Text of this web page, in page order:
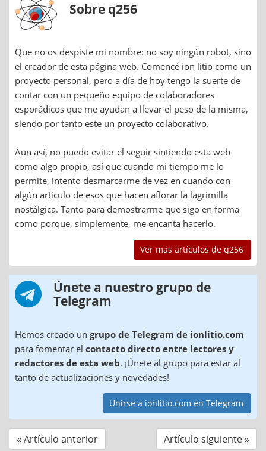
Sobre q256
Que no os despiste mi nombre: no soy ningún robot, sino
el creador de esta página web. Comencé ion litio como un
proyecto personal, pero a día de hoy tengo la suerte de
contar con un pequeño equipo de colaboradores
esporádicos que me ayudan a llevar el peso de la misma,
siendo por tanto este un proyecto colaborativo.
Aun así, no puedo evitar el seguir sintiendo esta web
como algo propio, así que cuando mi tiempo me lo
permite, intento desmarcarme de vez en cuando con
algún artículo de esos que hacen aflorar la lagrimilla
nostálgica. Tanto para demostrarme que sigo en forma
como porque, simplemente, me encanta hacerlo.
Ver más artículos de q256
Únete a nuestro grupo de
Telegram
Hemos creado un grupo de Telegram de ionlitio.com
para fomentar el contacto directo entre lectores y
redactores de esta web. ¡Únete al grupo para estar al
tanto de actualizaciones y novedades!
Unirse a ionlitio.com en Telegram
« Artículo anterior Artículo siguiente »